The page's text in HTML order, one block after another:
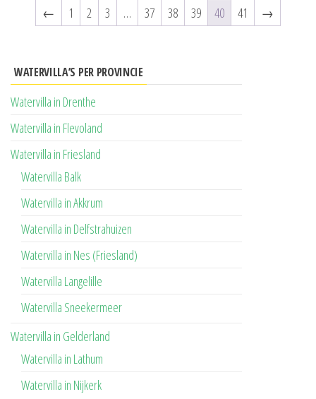
← 1 2 3 … 37 38 39 40 41 →
WATERVILLA’S PER PROVINCIE
Watervilla in Drenthe
Watervilla in Flevoland
Watervilla in Friesland
Watervilla Balk
Watervilla in Akkrum
Watervilla in Delfstrahuizen
Watervilla in Nes (Friesland)
Watervilla Langelille
Watervilla Sneekermeer
Watervilla in Gelderland
Watervilla in Lathum
Watervilla in Nijkerk